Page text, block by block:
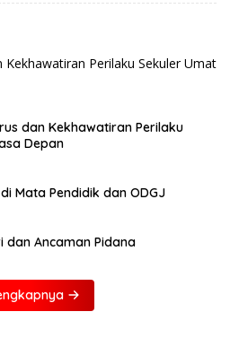
dan Kekhawatiran Perilaku
Depan
Mata Pendidik dan ODGJ
dan Ancaman Pidana